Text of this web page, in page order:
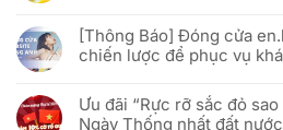
vải
Hải
Triều
“đánh
thức”
cờ
bình
luận
ở
lễ
Giỗ
Tổ
[Thông Báo] Đóng cửa
chiến lược để phục vụ
bình
luận
Ưu đãi “Rực rỡ sắc đỏ
Ngày Thống nhất đất